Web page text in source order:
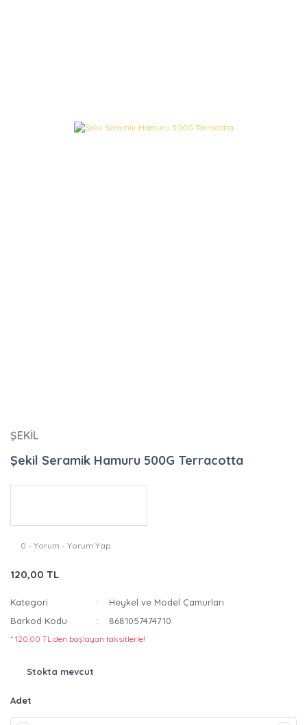
ŞEKİL
Şekil Seramik Hamuru 500G Terracotta
0 - Yorum - Yorum Yap
120,00 TL
Kategori
Heykel ve Model Çamurları
Barkod Kodu
8681057474710
* 120,00 TL den başlayan taksitlerle!
Stokta mevcut
Adet